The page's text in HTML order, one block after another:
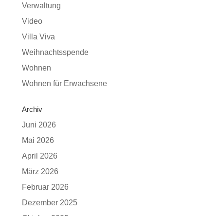
Verwaltung
Video
Villa Viva
Weihnachtsspende
Wohnen
Wohnen für Erwachsene
Archiv
Juni 2026
Mai 2026
April 2026
März 2026
Februar 2026
Dezember 2025